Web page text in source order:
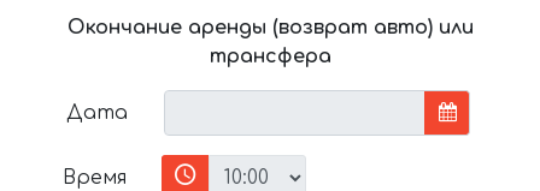
Окончание аренды (возврат авто) или
трансфера
Дата
Время